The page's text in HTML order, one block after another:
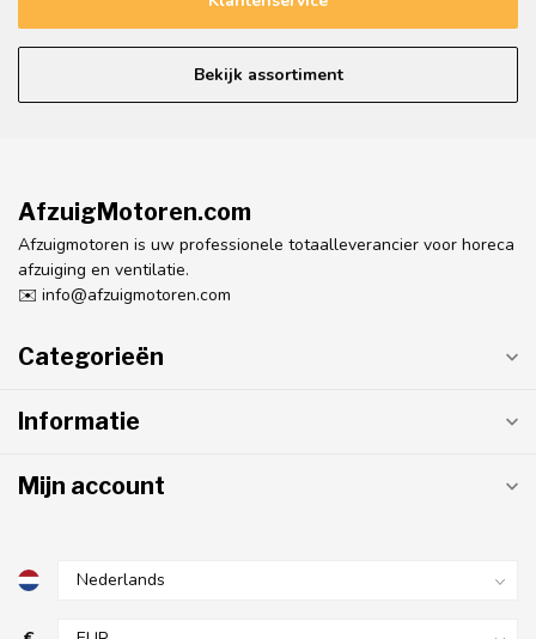
Bekijk assortiment
AfzuigMotoren.com
Afzuigmotoren is uw professionele totaalleverancier voor horeca
afzuiging en ventilatie.
✉️ info@afzuigmotoren.com
Categorieën
Informatie
Mijn account